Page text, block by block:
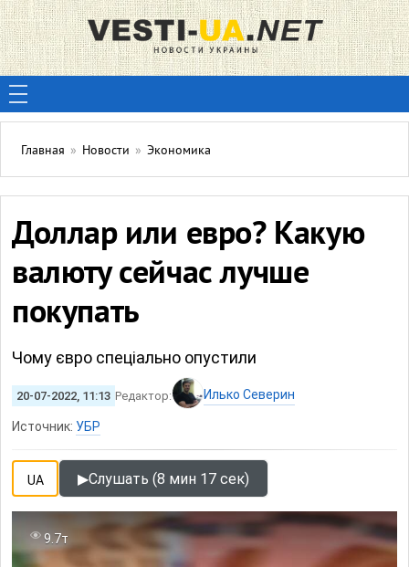
Главная » Новости » Экономика
Доллар или евро? Какую
валюту сейчас лучше
покупать
Чому євро спеціально опустили
20-07-2022, 11:13 Редактор: Илько Северин
Источник: УБР
UA ▶Слушать (8 мин 17 сек)
9.7т